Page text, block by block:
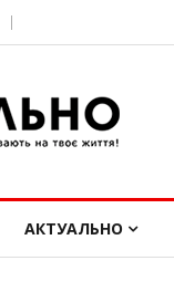
АКТУАЛЬНО